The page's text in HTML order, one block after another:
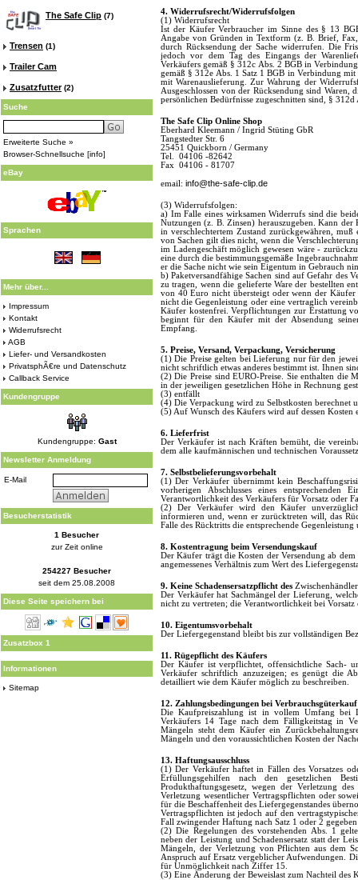
The Safe Clip (7)
Trensen (1)
Trailer Cam
Zusatzfutter (2)
Suche
Erweiterte Suche »
Browser-Schnellsuche [info]
eBay
Sprachen
Mehr über...
Impressum
Kontakt
Widerrufsrecht
AGB
Liefer- und Versandkosten
PrivatsphÃ€re und Datenschutz
Callback Service
Kundengruppe
Kundengruppe: Gast
Newsletter Anmeldung
E-Mail
Besucherstatistik
1 Besucher
zur Zeit online
254227 Besucher
seit dem 25.08.2008
Diese Seite speichern bei
Zusatzbox 1
Informationen
Sitemap
4. Widerrufsrecht/Widerrufsfolgen
(1) Widerrufsrecht
Ist der Käufer Verbraucher im Sinne des § 13
Angabe von Gründen in Textform (z. B. Brief,
durch Rücksendung der Sache widerrufen. Die
jedoch vor dem Tag des Eingangs der
Verkäufers gemäß § 312c Abs. 2 BGB in
gemäß § 312e Abs. 1 Satz 1 BGB in Verbindung
mit Warenauslieferung. Zur Wahrung der
Ausgeschlossen von der Rücksendung sind
persönlichen Bedürfnisse zugeschnitten sind, §
The Safe Clip Online Shop
Eberhard Kleemann / Ingrid Stüting GbR
Tangstedter Str. 6
25451 Quickborn / Germany
Tel. 04106 -82642
Fax 04106 - 81707
email: info@the-safe-clip.de
(3) Widerrufsfolgen:
a) Im Falle eines wirksamen Widerrufs sind die
Nutzungen (z. B. Zinsen) herauszugeben. Kann
in verschlechtertem Zustand zurückgewähren,
von Sachen gilt dies nicht, wenn die
im Ladengeschäft möglich gewesen wäre -
eine durch die bestimmungsgemäße
er die Sache nicht wie sein Eigentum in Gebrauch
b) Paketversandfähige Sachen sind auf Gefahr des
zu tragen, wenn die gelieferte Ware der bestellten
von 40 Euro nicht übersteigt oder wenn der
nicht die Gegenleistung oder eine vertraglich
Käufer kostenfrei. Verpflichtungen zur Erstattung
beginnt für den Käufer mit der Absendung
Empfang.
5. Preise, Versand, Verpackung, Versicherung
(1) Die Preise gelten bei Lieferung nur für den
nicht schriftlich etwas anderes bestimmt ist. Ihnen
(2) Die Preise sind EURO-Preise. Sie enthalten die
in der jeweiligen gesetzlichen Höhe in Rechnung
(3) entfällt
(4) Die Verpackung wird zu Selbstkosten berechnet
(5) Auf Wunsch des Käufers wird auf dessen Kosten
6. Lieferfrist
Der Verkäufer ist nach Kräften bemüht, die
dem alle kaufmännischen und technischen
7. Selbstbelieferungsvorbehalt
(1) Der Verkäufer übernimmt kein
vorherigen Abschlusses eines entsprechenden
Verantwortlichkeit des Verkäufers für Vorsatz oder
(2) Der Verkäufer wird den Käufer
informieren und, wenn er zurücktreten will, das
Falle des Rücktritts die entsprechende
8. Kostentragung beim Versendungskauf
Der Käufer trägt die Kosten der Versendung ab
angemessenes Verhältnis zum Wert des
9. Keine Schadensersatzpflicht des
Der Verkäufer hat Sachmängel der Lieferung,
nicht zu vertreten; die Verantwortlichkeit bei
10. Eigentumsvorbehalt
Der Liefergegenstand bleibt bis zur vollständigen
11. Rügepflicht des Käufers
Der Käufer ist verpflichtet, offensichtliche Sach-
Verkäufer schriftlich anzuzeigen; es genügt die
detailliert wie dem Käufer möglich zu beschreiben.
12. Zahlungsbedingungen bei Verbrauchsgüterkauf
Die Kaufpreiszahlung ist in vollem Umfang bei
Verkäufers 14 Tage nach dem Fälligkeitstag in
Mängeln steht dem Käufer ein
Mängeln und den voraussichtlichen Kosten der
13. Haftungsausschluss
(1) Der Verkäufer haftet in Fällen des Vorsatzes
Erfüllungsgehilfen nach den gesetzlichen
Produkthaftungsgesetz, wegen der Verletzung
Verletzung wesentlicher Vertragspflichten oder
für die Beschaffenheit des Liefergegenstandes
Vertragspflichten ist jedoch auf den
Fall zwingender Haftung nach Satz 1 oder 2
(2) Die Regelungen des vorstehenden Abs. 1
neben der Leistung und Schadensersatz statt der
Mängeln, der Verletzung von Pflichten aus dem
Anspruch auf Ersatz vergeblicher Aufwendungen.
für Unmöglichkeit nach Ziffer 15.
(3) Eine Änderung der Beweislast zum Nachteil des